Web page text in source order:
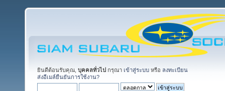
ยินดีต้อนรับคุณ, บุคคลทั่วไป กรุณา เข้าสู่ระบบ หรือ ลงทะเบียน
ส่งอีเมล์ยืนยันการใช้งาน?